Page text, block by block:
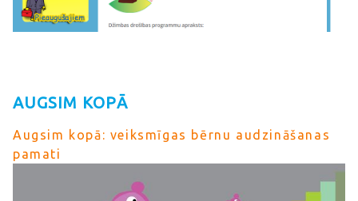
AUGSIM KOPĀ
Augsim kopā: veiksmīgas bērnu audzināšanas
pamati